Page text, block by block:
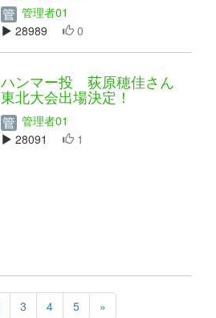
管理者01
28989
0
ハンマー投 荻原穂佳さん
東北大会出場決定！
管理者01
28091
1
3 4 5 »